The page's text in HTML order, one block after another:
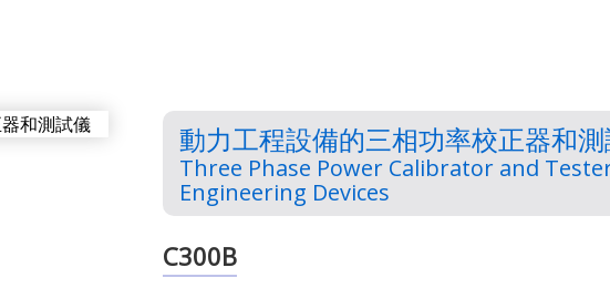
動力工程設備的三相功率校正器和
Three Phase Power Calibrator and
Engineering Devices
C300B